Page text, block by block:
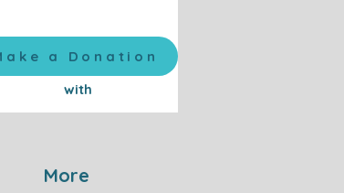
a Donation
with
More